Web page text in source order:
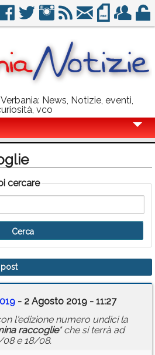
News, Notizie, eventi,
vco
cercare
- 2 Agosto 2019 - 11:27
l'edizione numero undici la
raccoglie" che si terrà ad
e 18/08.